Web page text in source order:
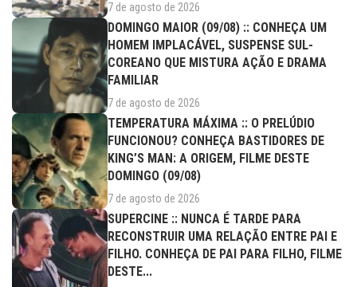
7 de agosto de 2026
DOMINGO MAIOR (09/08) :: CONHEÇA UM
HOMEM IMPLACÁVEL, SUSPENSE SUL-
COREANO QUE MISTURA AÇÃO E DRAMA
FAMILIAR
7 de agosto de 2026
TEMPERATURA MÁXIMA :: O PRELÚDIO
FUNCIONOU? CONHEÇA BASTIDORES DE
KING’S MAN: A ORIGEM, FILME DESTE
DOMINGO (09/08)
7 de agosto de 2026
SUPERCINE :: NUNCA É TARDE PARA
RECONSTRUIR UMA RELAÇÃO ENTRE PAI E
FILHO. CONHEÇA DE PAI PARA FILHO, FILME
DESTE...